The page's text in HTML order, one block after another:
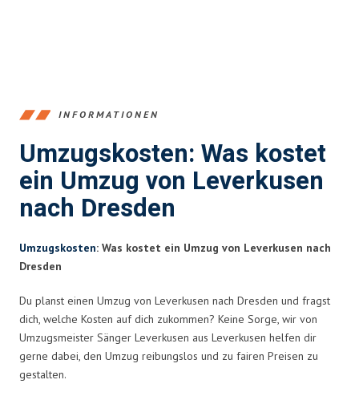
INFORMATIONEN
Umzugskosten: Was kostet
ein Umzug von Leverkusen
nach Dresden
Umzugskosten: Was kostet ein Umzug von Leverkusen nach
Dresden
Du planst einen Umzug von Leverkusen nach Dresden und fragst
dich, welche Kosten auf dich zukommen? Keine Sorge, wir von
Umzugsmeister Sänger Leverkusen aus Leverkusen helfen dir
gerne dabei, den Umzug reibungslos und zu fairen Preisen zu
gestalten.